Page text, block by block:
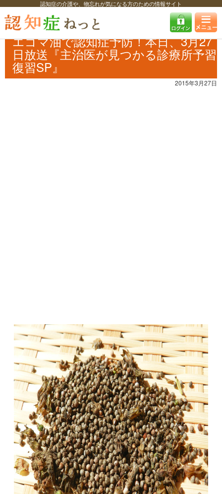
認知症の介護や、物忘れが気になる方のための情報サイト
認知症ねっと 認知症最新ニュース 予防・改善
エゴマ油で認知症予
防！本日、3月27日放送『主治医が見つかる診療所予習復習SP』
エゴマ油で認知症予防！本日、3月27
日放送『主治医が見つかる診療所予習
復習SP』
2015年3月27日